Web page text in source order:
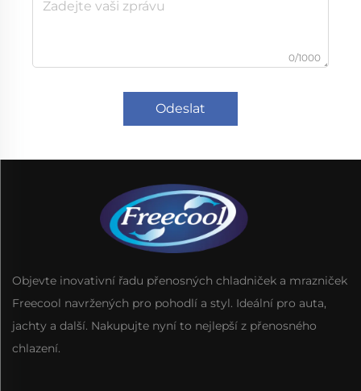
0/1000
Odeslat
Objevte inovativní řadu přenosných chladniček a mrazniček
Freecool navržených pro pohodlí a styl. Ideální pro auta,
jachty a další. Nakupujte nyní to nejlepší z přenosného
chlazení.